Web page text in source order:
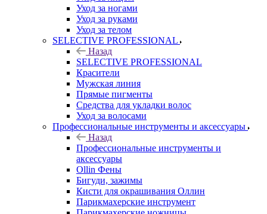
Уход за ногами
Уход за руками
Уход за телом
SELECTIVE PROFESSIONAL
Назад
SELECTIVE PROFESSIONAL
Красители
Мужская линия
Прямые пигменты
Средства для укладки волос
Уход за волосами
Профессиональные инструменты и аксессуары
Назад
Профессиональные инструменты и
аксессуары
Ollin Фены
Бигуди, зажимы
Кисти для окрашивания Оллин
Парикмахерские инструмент